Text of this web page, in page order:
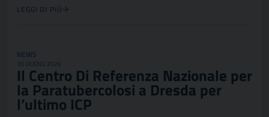
LEGGI DI PIÙ
NEWS
30 GIUGNO 2026
Il Centro Di Referenza Nazionale per
la Paratubercolosi a Dresda per
l’ultimo ICP